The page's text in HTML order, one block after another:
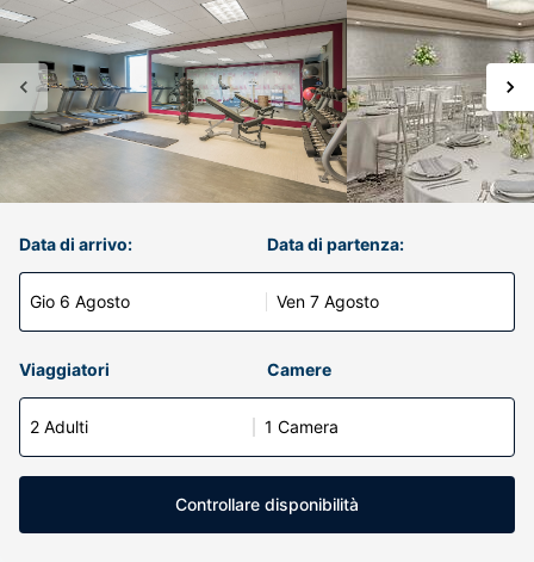
Data di arrivo:
Gio 6 Agosto
Data di partenza:
Ven 7 Agosto
Viaggiatori Camere
2 Adulti 1 Camera
Controllare disponibilità